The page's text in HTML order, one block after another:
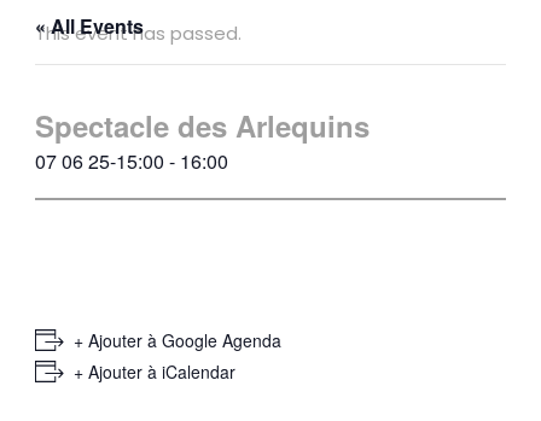
« All Events
This event has passed.
Spectacle des Arlequins
07 06 25-15:00 - 16:00
+ Ajouter à Google Agenda
+ Ajouter à iCalendar